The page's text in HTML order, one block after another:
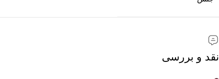
نقد و بررسی